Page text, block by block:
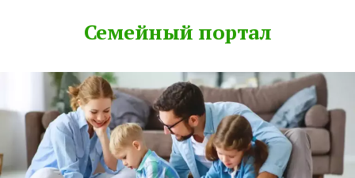
Семейный портал